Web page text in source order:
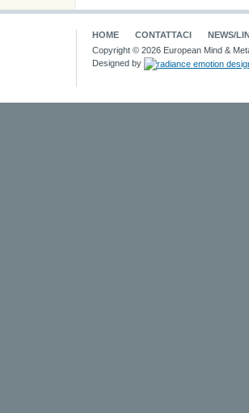
HOME CONTATTACI
NEWS/
Copyright © 2026 European Mind &
Designed by